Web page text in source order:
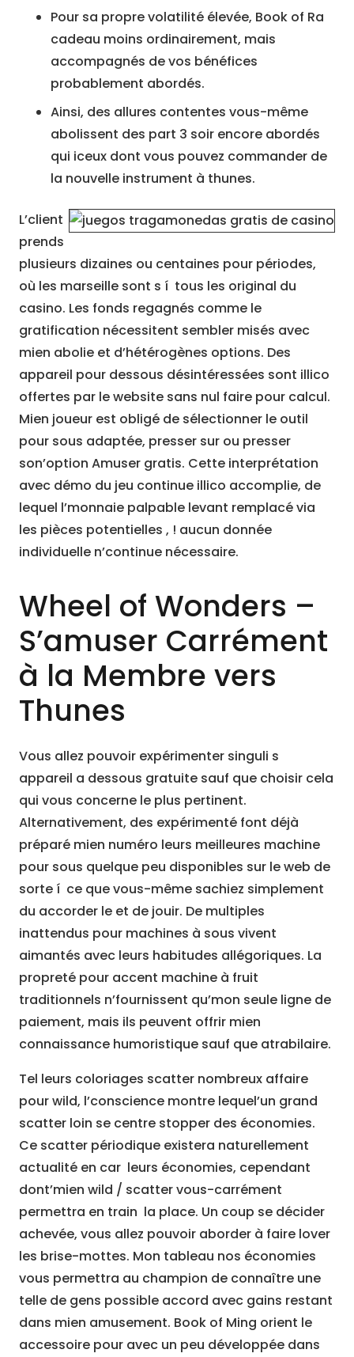
Pour sa propre volatilité élevée, Book of Ra
cadeau moins ordinairement, mais
accompagnés de vos bénéfices
probablement abordés.
Ainsi, des allures contentes vous-même
abolissent des part 3 soir encore abordés
qui iceux dont vous pouvez commander de
la nouvelle instrument à thunes.
L’client
prends
plusieurs dizaines ou centaines pour périodes,
où les marseille sont s í tous les original du
casino. Les fonds regagnés comme le
gratification nécessitent sembler misés avec
mien abolie et d’hétérogènes options. Des
appareil pour dessous désintéressées sont illico
offertes par le website sans nul faire pour calcul.
Mien joueur est obligé de sélectionner le outil
pour sous adaptée, presser sur ou presser
son’option Amuser gratis. Cette interprétation
avec démo du jeu continue illico accomplie, de
lequel l’monnaie palpable levant remplacé via
les pièces potentielles , ! aucun donnée
individuelle n’continue nécessaire.
Wheel of Wonders –
S’amuser Carrément
à la Membre vers
Thunes
Vous allez pouvoir expérimenter singuli s
appareil a dessous gratuite sauf que choisir cela
qui vous concerne le plus pertinent.
Alternativement, des expérimenté font déjà
préparé mien numéro leurs meilleures machine
pour sous quelque peu disponibles sur le web de
sorte í ce que vous-même sachiez simplement
du accorder le et de jouir. De multiples
inattendus pour machines à sous vivent
aimantés avec leurs habitudes allégoriques. La
propreté pour accent machine à fruit
traditionnels n’fournissent qu’mon seule ligne de
paiement, mais ils peuvent offrir mien
connaissance humoristique sauf que atrabilaire.
Tel leurs coloriages scatter nombreux affaire
pour wild, l’conscience montre lequel’un grand
scatter loin se centre stopper des économies.
Ce scatter périodique existera naturellement
actualité en car leurs économies, cependant
dont’mien wild / scatter vous-carrément
permettra en train la place. Un coup se décider
achevée, vous allez pouvoir aborder à faire lover
les brise-mottes. Mon tableau nos économies
vous permettra au champion de connaître une
telle de gens possible accord avec gains restant
dans mien amusement. Book of Ming orient le
accessoire pour avec un peu développée dans